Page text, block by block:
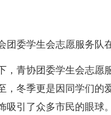
团委学生会志愿服务队
，青协团委学生会志愿
，冬季更是因同学们的
吸引了众多市民的眼球